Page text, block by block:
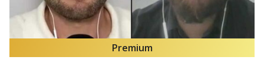
Premium